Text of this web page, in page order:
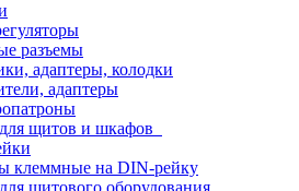
разъемы
адаптеры, колодки
адаптеры
щитов и шкафов
клеммные на DIN-рейку
щитового оборудования